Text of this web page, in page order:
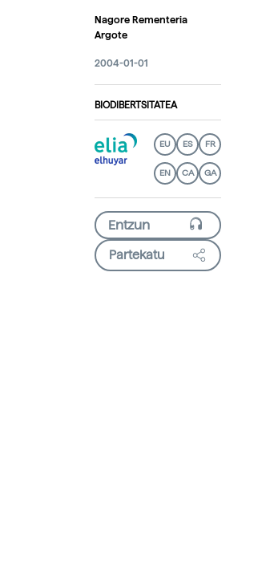
Nagore Rementeria
Argote
2004-01-01
BIODIBERTSITATEA
EU ES FR
EN CA GA
Partekatu